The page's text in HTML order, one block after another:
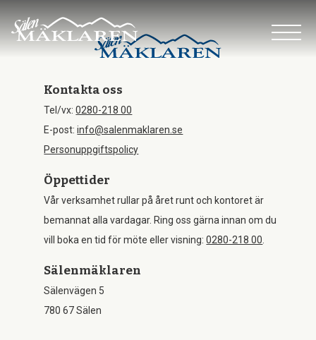
Sälja
Om oss
Kontakta oss
Tel/vx:0280-218 00
E-post:info@salenmaklaren.se
Personuppgiftspolicy
Öppettider
Vår verksamhet rullar på året runt och kontoret är
bemannat alla vardagar. Ring oss gärna innan om du
vill boka en tid för möte eller visning:0280-218 00
Sälenmäklaren
Sälenvägen 5
780 67 Sälen